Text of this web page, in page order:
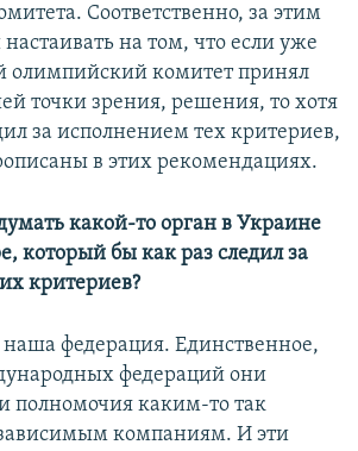
Соответственно, за этим
на том, что если уже
комитет принял
точки зрения, решения, то хотя
за исполнением тех критериев,
в этих рекомендациях.
какой-то орган в Украине
который бы как раз следил за
критериев?
наша федерация. Единственное,
федераций они
полномочия каким-то так
компаниям. И эти